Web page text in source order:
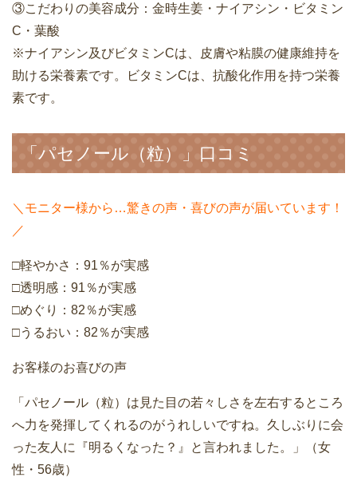
③こだわりの美容成分：金時生姜・ナイアシン・ビタミン
C・葉酸
※ナイアシン及びビタミンCは、皮膚や粘膜の健康維持を
助ける栄養素です。ビタミンCは、抗酸化作用を持つ栄養
素です。
「パセノール（粒）」口コミ
＼モニター様から…驚きの声・喜びの声が届いています！
／
□軽やかさ：91％が実感
□透明感：91％が実感
□めぐり：82％が実感
□うるおい：82％が実感
お客様のお喜びの声
「パセノール（粒）は見た目の若々しさを左右するところ
へ力を発揮してくれるのがうれしいですね。久しぶりに会
った友人に『明るくなった？』と言われました。」（女
性・56歳）